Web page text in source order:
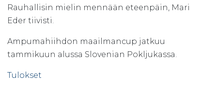
Rauhallisin mielin mennään eteenpäin, Mari
Eder tiivisti.
Ampumahiihdon maailmancup jatkuu
tammikuun alussa Slovenian Pokljukassa.
Tulokset